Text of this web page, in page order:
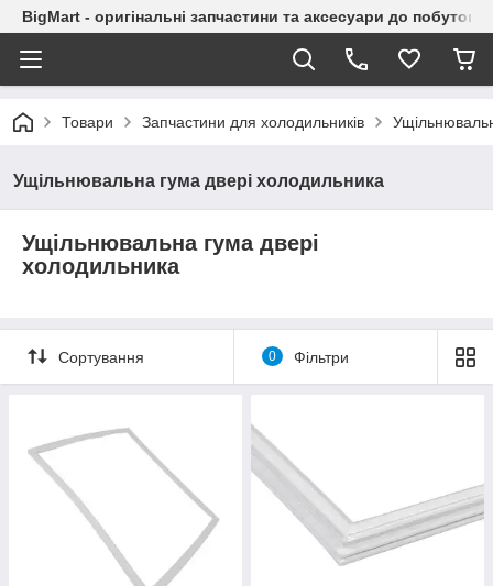
BigMart - оригінальні запчастини та аксесуари до побутової
Товари Запчастини для холодильників
Ущільнювальна гума двері холодильника
Ущільнювальна гума двері
холодильника
Сортування 0 Фільтри